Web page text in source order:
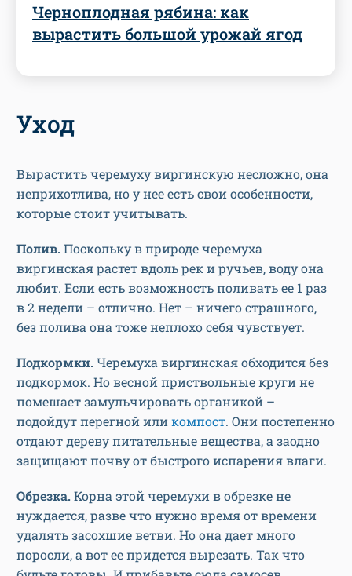
Черноплодная рябина: как
вырастить большой урожай ягод
Уход
Вырастить черемуху виргинскую несложно, она
неприхотлива, но у нее есть свои особенности,
которые стоит учитывать.
Полив.Поскольку в природе черемуха
виргинская растет вдоль рек и ручьев, воду она
любит. Если есть возможность поливать ее 1 раз
в 2 недели – отлично. Нет – ничего страшного,
без полива она тоже неплохо себя чувствует.
Подкормки.Черемуха виргинская обходится без
подкормок. Но весной приствольные круги не
помешает замульчировать органикой –
подойдут перегной или компост. Они постепенно
отдают дереву питательные вещества, а заодно
защищают почву от быстрого испарения влаги.
Обрезка.Корна этой черемухи в обрезке не
нуждается, разве что нужно время от времени
удалять засохшие ветви. Но она дает много
поросли, а вот ее придется вырезать. Так что